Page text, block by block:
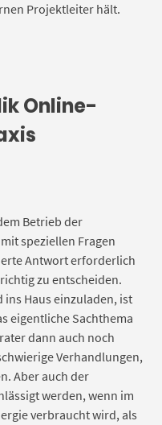
Projektleiter hält.
Online-
Betrieb der
speziellen Fragen
Antwort erforderlich
zu entscheiden.
Haus einzuladen, ist
eigentliche Sachthema
dann auch noch
Verhandlungen,
Aber auch der
werden, wenn im
verbraucht wird, als